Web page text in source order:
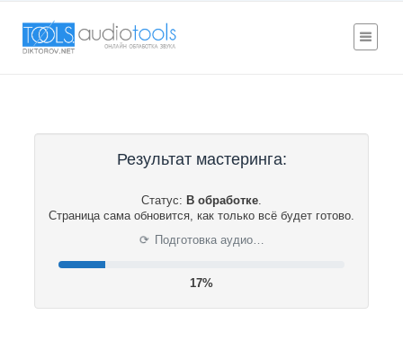
Результат мастеринга:
Статус: В обработке.
Страница сама обновится, как только всё будет готово.
⟳ Подготовка аудио…
17%